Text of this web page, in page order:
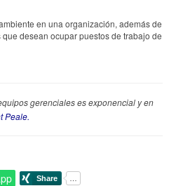
en una organización, además de
desean ocupar puestos de trabajo de
gerenciales es exponencial y en
Peale.